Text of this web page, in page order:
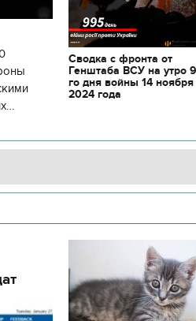
Сводка с фронта от
Генштаба ВСУ на утро
го дня войны 14 ноября
2024 года
декорации к фильму